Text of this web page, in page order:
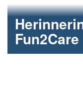
Fun2Care
Alzheimer Café